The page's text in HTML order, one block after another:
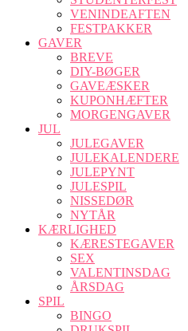
VENINDEAFTEN
FESTPAKKER
GAVER
BREVE
DIY-BØGER
GAVEÆSKER
KUPONHÆFTER
MORGENGAVER
JUL
JULEGAVER
JULEKALENDERE
JULEPYNT
JULESPIL
NISSEDØR
NYTÅR
KÆRLIGHED
KÆRESTEGAVER
SEX
VALENTINSDAG
ÅRSDAG
SPIL
BINGO